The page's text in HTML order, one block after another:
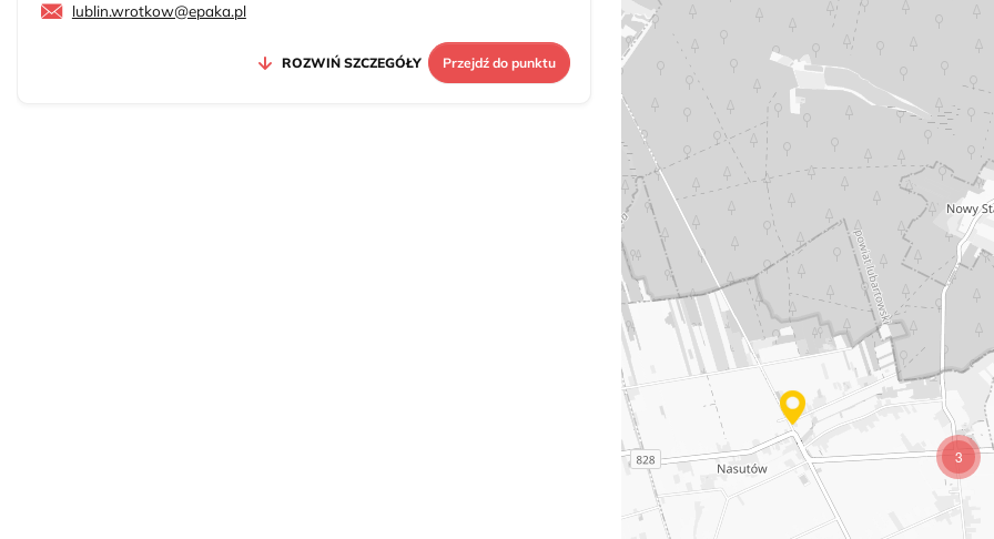
lublin.wrotkow@epaka.pl
ROZWIŃ SZCZEGÓŁY Przejdź do punktu
3